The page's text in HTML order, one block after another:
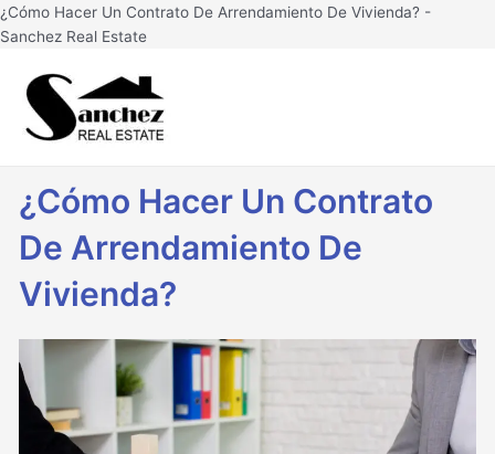
¿Cómo Hacer Un Contrato De Arrendamiento De Vivienda? -
Sanchez Real Estate
Ir
al
¿Cómo Hacer Un Contrato
De Arrendamiento De
Vivienda?